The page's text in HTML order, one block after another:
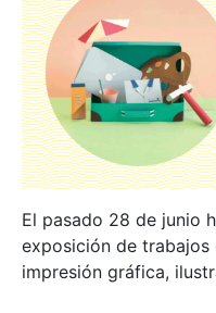
El pasado 28 de junio
exposición de trabajos
impresión gráfica,